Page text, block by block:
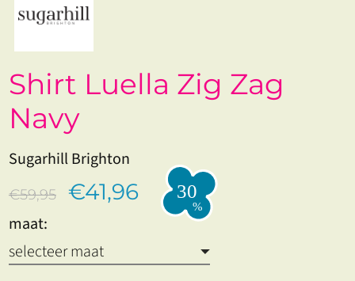
Shirt Luella Zig Zag
Navy
Sugarhill Brighton
€59,95 €41,96
maat: